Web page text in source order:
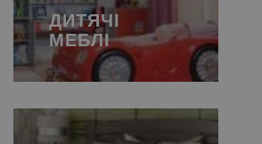
ДИТЯЧІ
МЕБЛІ